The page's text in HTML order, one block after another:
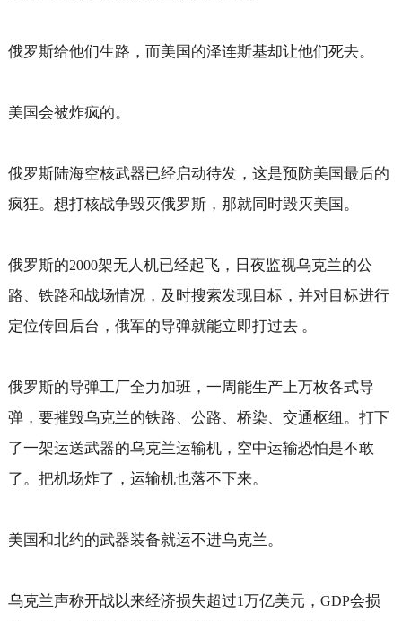
俄罗斯给他们生路，而美国的泽连斯基却让他们死去。
美国会被炸疯的。
俄罗斯陆海空核武器已经启动待发，这是预防美国最后的
疯狂。想打核战争毁灭俄罗斯，那就同时毁灭美国。
俄罗斯的2000架无人机已经起飞，日夜监视乌克兰的公
路、铁路和战场情况，及时搜索发现目标，并对目标进行
定位传回后台，俄军的导弹就能立即打过去 。
俄罗斯的导弹工厂全力加班，一周能生产上万枚各式导
弹，要摧毁乌克兰的铁路、公路、桥染、交通枢纽。打下
了一架运送武器的乌克兰运输机，空中运输恐怕是不敢
了。把机场炸了，运输机也落不下来。
美国和北约的武器装备就运不进乌克兰。
乌克兰声称开战以来经济损失超过1万亿美元， GDP会损